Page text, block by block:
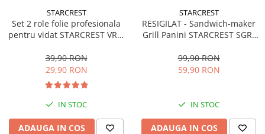
STARCREST
Set 2 role folie profesionala
pentru vidat STARCREST VRL-
reutilizabile, sous vide,
lavabile in masina de spalat,
fara BPA, transparent
39,90 RON
29,90 RON
IN STOC
ADAUGA IN COS
STARCREST
RESIGILAT - Sandwich-maker
Grill Panini STARCREST SGR-
nonaderente, Deschidere
180°, Suprafata de gatire 23 x
99,90 RON
59,90 RON
IN STOC
ADAUGA IN COS